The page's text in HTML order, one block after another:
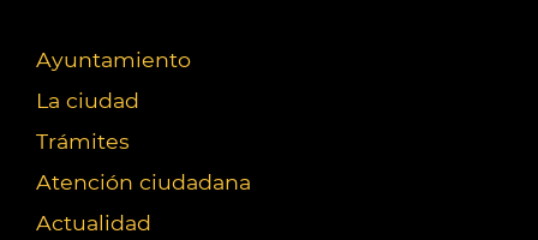
Ayuntamiento
La ciudad
Trámites
Atención ciudadana
Actualidad